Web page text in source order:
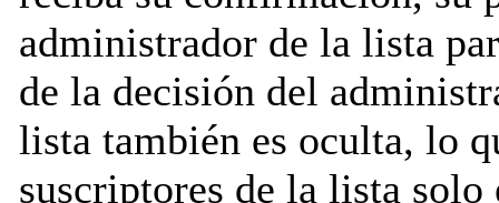
administrador de la lista
de la decisión del
lista también es oculta, lo
suscriptores de la lista